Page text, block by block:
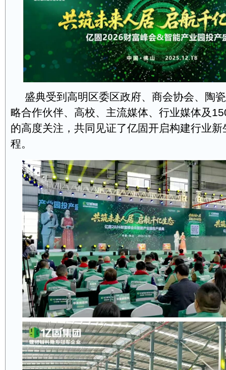
盛典受到高明区委区政府、商会协会、陶
略合作伙伴、高校、主流媒体、行业媒体及
的高度关注，共同见证了亿固开启构建行业
程。